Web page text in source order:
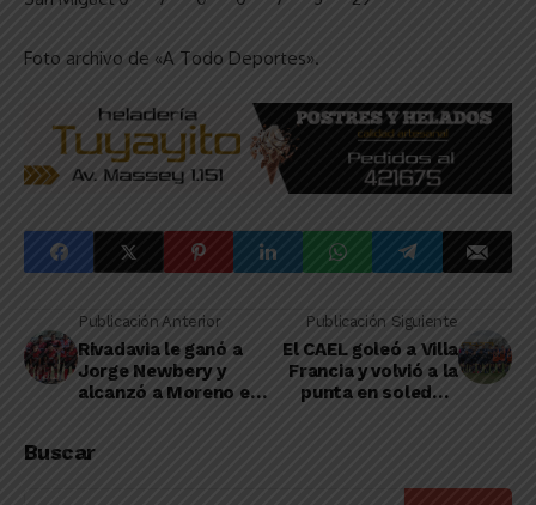
Foto archivo de «A Todo Deportes».
Publicación Anterior
Rivadavia le ganó a
Jorge Newbery y
alcanzó a Moreno en
Publicación Siguiente
El CAEL goleó a Villa
Francia y volvió a la
punta en soledad,
Buscar